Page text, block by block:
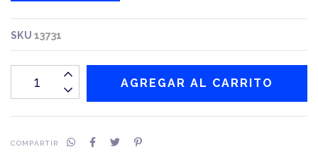
SKU13731
COMPARTIR